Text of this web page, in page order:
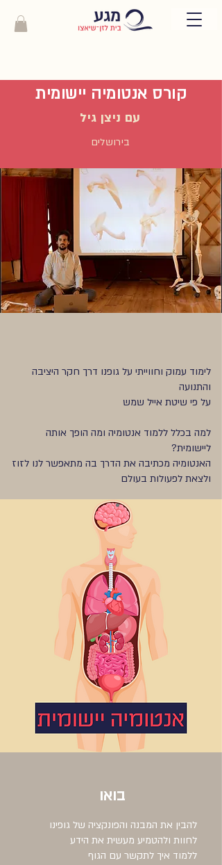
קורס אנטומיה יישומית
עם ניצן גיל
בירושלים
לימוד עמוק וחווייתי על גופנו דרך חקר היציבה
והתנועה
על פי שיטת אייל שמש
למה בכלל ללמוד אנטומיה ומה הופך אותה
ליישומית?
האנטומיה מכתיבה את הדרך בה מתאפשר לנו לזוז
ולצאת לפעולות בעולם
בואו
להבין את המבנה והפונקציה של גופינו
לחוות ולהטמיע מעשית את הידע
ללמוד איך לתקשר עם הגוף